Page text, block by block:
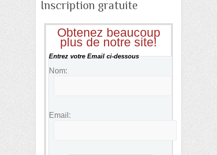
Inscription gratuite
Obtenez beaucoup
plus de notre site!
Entrez votre Email ci-dessous
Nom:
Email: